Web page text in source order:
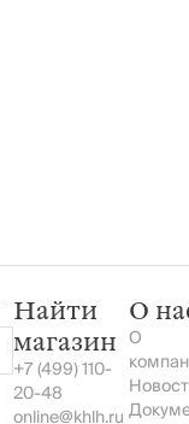
Найти
магазин
+7 (499) 110-
20-48
online@khlh.ru
О
О